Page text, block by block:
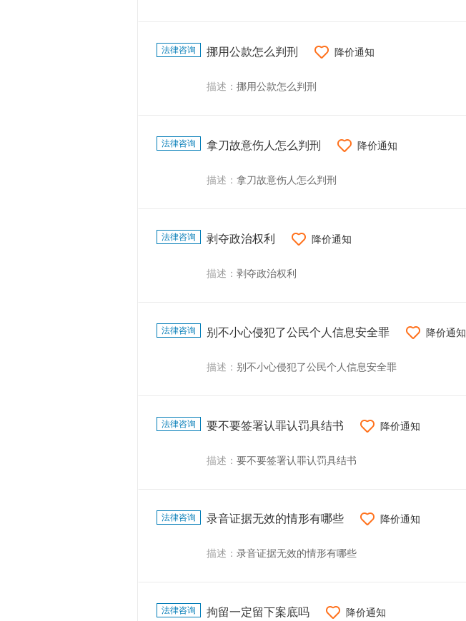
法律咨询 挪用公款怎么判刑 降价通知
描述： 挪用公款怎么判刑
法律咨询 拿刀故意伤人怎么判刑 降价通知
描述： 拿刀故意伤人怎么判刑
法律咨询 剥夺政治权利 降价通知
描述： 剥夺政治权利
法律咨询 别不小心侵犯了公民个人信息安全罪 降价通知
描述： 别不小心侵犯了公民个人信息安全罪
法律咨询 要不要签署认罪认罚具结书 降价通知
描述： 要不要签署认罪认罚具结书
法律咨询 录音证据无效的情形有哪些 降价通知
描述： 录音证据无效的情形有哪些
法律咨询 拘留一定留下案底吗 降价通知